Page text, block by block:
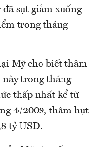
sụt giảm xuống
trong tháng
Mỹ cho biết thâm
trong tháng
thấp nhất kể từ
4/2009, thâm hụt
tỷ USD.